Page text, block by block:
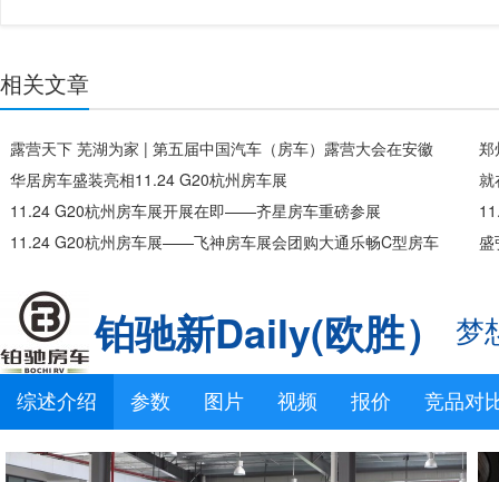
相关文章
露营天下 芜湖为家 | 第五届中国汽车（房车）露营大会在安徽
芜湖开幕
郑
歇
华居房车盛装亮相11.24 G20杭州房车展
就
11.24 G20杭州房车展开展在即——齐星房车重磅参展
11.24 G20杭州房车展——飞神房车展会团购大通乐畅C型房车
盛
铂驰新Daily(欧胜） 梦
综述介绍 参数 图片 视频 报价 竞品对